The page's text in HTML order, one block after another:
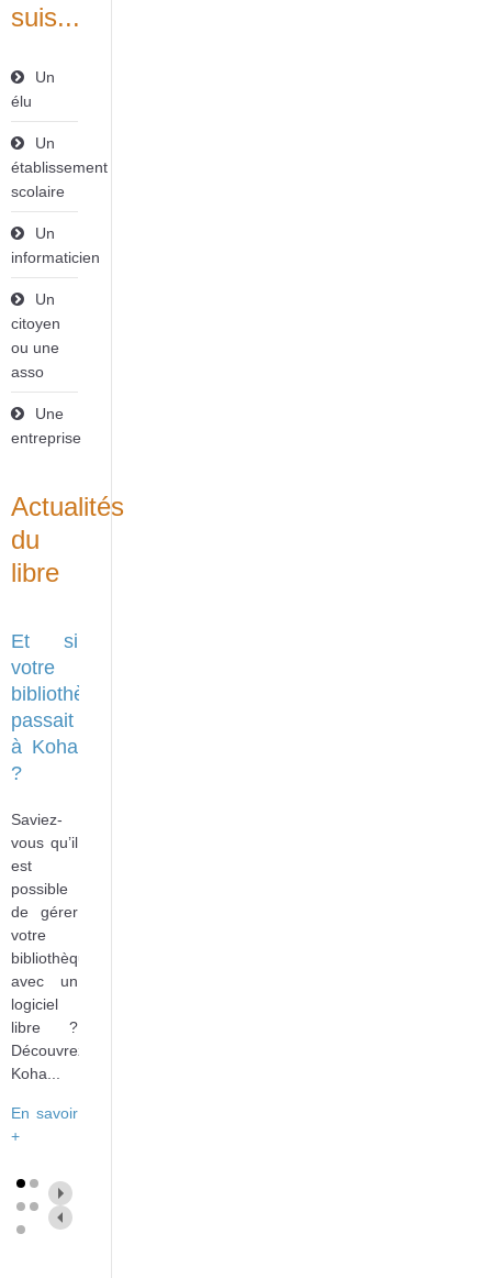
suis...
Un
élu
Un
établissement
scolaire
Un
informaticien
Un
citoyen
ou une
asso
Une
entreprise
Actualités
du
libre
Et si
votre
bibliothèque
passait
à Koha
?
Saviez-
vous qu’il
est
possible
de gérer
votre
bibliothèque
avec un
logiciel
libre ?
Découvrez
Koha...
En savoir
+